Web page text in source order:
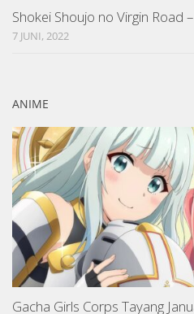
Shokei Shoujo no Virgin Road
7 JUNI, 2022
ANIME
Gacha Girls Corps Tayang